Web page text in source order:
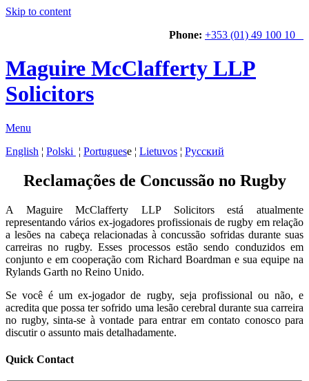
Skip to content
Phone: +353 (01) 49 100 10
Maguire McClafferty LLP
Solicitors
Menu
English ¦ Polski ¦ Portuguese ¦ Lietuvos ¦ Русский
Reclamações de Concussão no Rugby
A Maguire McClafferty LLP Solicitors está atualmente
representando vários ex-jogadores profissionais de rugby em relação
a lesões na cabeça relacionadas à concussão sofridas durante suas
carreiras no rugby. Esses processos estão sendo conduzidos em
conjunto e em cooperação com Richard Boardman e sua equipe na
Rylands Garth no Reino Unido.
Se você é um ex-jogador de rugby, seja profissional ou não, e
acredita que possa ter sofrido uma lesão cerebral durante sua carreira
no rugby, sinta-se à vontade para entrar em contato conosco para
discutir o assunto mais detalhadamente.
Quick Contact